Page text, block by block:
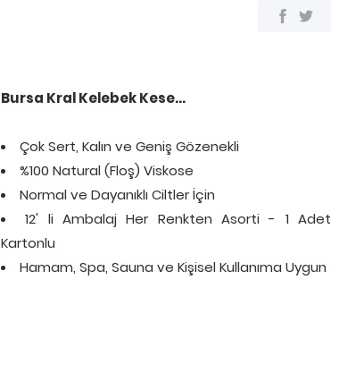
Bursa Kral Kelebek Kese...
Çok Sert, Kalın ve Geniş Gözenekli
%100 Natural (Floş) Viskose
Normal ve Dayanıklı Ciltler İçin
12' li Ambalaj Her Renkten Asorti - 1 Adet
Kartonlu
Hamam, Spa, Sauna ve Kişisel Kullanıma Uygun